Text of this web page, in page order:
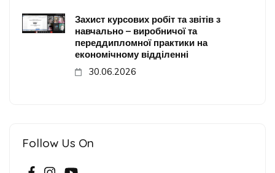
Захист курсових робіт та звітів з
навчально – виробничої та
переддипломної практики на
економічному відділенні
30.06.2026
Follow Us On